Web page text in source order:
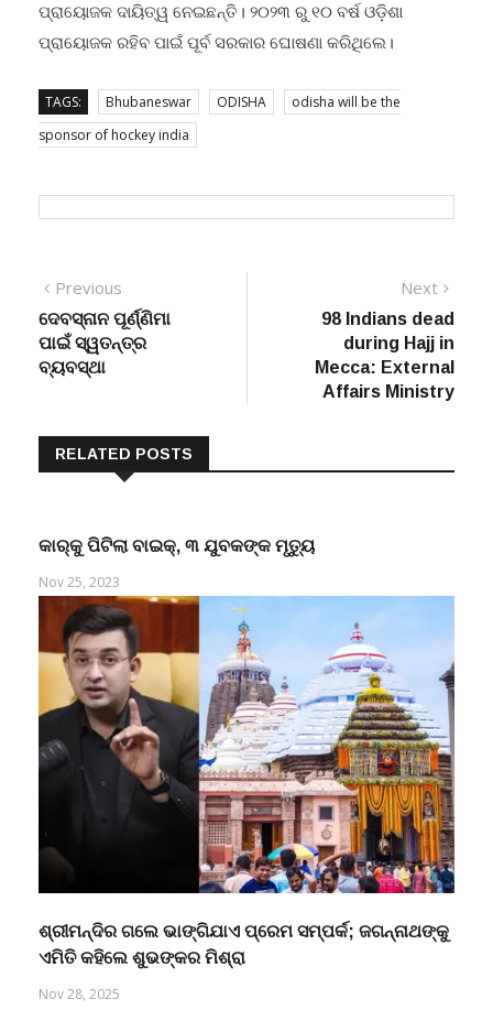
ପ୍ରାୟୋଜକ ଦାୟିତ୍ୱ ନେଇଛନ୍ତି। ୨୦୨୩ ରୁ ୧୦ ବର୍ଷ ଓଡ଼ିଶା
ପ୍ରାୟୋଜକ ରହିବ ପାଇଁ ପୂର୍ବ ସରକାର ଘୋଷଣା କରିଥିଲେ।
TAGS: Bhubaneswar ODISHA
odisha will be the
sponsor of hockey india
Post
navigation
Previous
post:
ଦେବସ୍ନାନ ପୂର୍ଣ୍ଣିମା
ପାଇଁ ସ୍ୱତନ୍ତ୍ର
ବ୍ୟବସ୍ଥା
Next
98 Indians dead
during Hajj in
Mecca: External
Affairs Ministry
RELATED POSTS
କାର୍‌କୁ ପିଟିଲା ବାଇକ୍, ୩ ଯୁବକଙ୍କ ମୃତ୍ୟୁ
Nov 25, 2023
ଶ୍ରୀମନ୍ଦିର ଗଲେ ଭାଙ୍ଗିଯାଏ ପ୍ରେମ ସମ୍ପର୍କ; ଜଗନ୍ନାଥଙ୍କୁ
ଏମିତି କହିଲେ ଶୁଭଙ୍କର ମିଶ୍ରା
Nov 28, 2025